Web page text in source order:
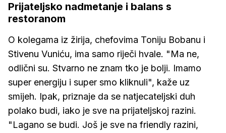
Prijateljsko nadmetanje i balans s
restoranom
O kolegama iz žirija, chefovima Toniju Bobanu i
Stivenu Vuniću, ima samo riječi hvale. "Ma ne,
odlični su. Stvarno ne znam tko je bolji. Imamo
super energiju i super smo kliknuli", kaže uz
smijeh. Ipak, priznaje da se natjecateljski duh
polako budi, iako je sve na prijateljskoj razini.
"Lagano se budi. Još je sve na friendly razini,